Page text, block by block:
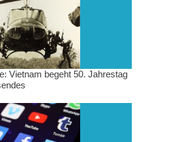
Vietnam begeht 50. Jahrestag